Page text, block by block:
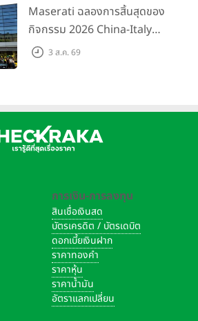
200 คัน พร้อมข้อเสนอสุดคุ้ม
Maserati ฉลองการสิ้นสุดของ
กิจกรรม 2026 China-Italy
Grand Tour ณ สำนักงาน
3 ส.ค. 69
การเงิน-การลงทุน
สินเชื่อเงินสด
บัตรเครดิต / บัตรเดบิต
ดอกเบี้ยเงินฝาก
ราคาทองคำ
ราคาหุ้น
ราคาน้ำมัน
อัตราแลกเปลี่ยน